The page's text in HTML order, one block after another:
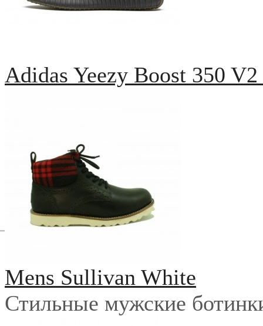
Adidas Yeezy Boost 350
Mens Sullivan White
Стильные мужские